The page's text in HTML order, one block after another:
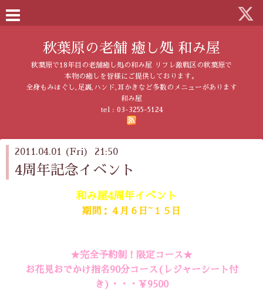
秋葉原の老舗 癒し処 和み屋
秋葉原で18年目の老舗癒し処の和み屋 リフレ激戦区の秋葉原で
本物の癒しを皆様にご提供しております。
全身もみほぐし,足裏,ハンド,耳かきなど多数のメニューがあります
和み屋
tel : 03-3255-5124
2011.04.01 (Fri) 21:50
4周年記念イベント
和み屋4周年イベント
期間：４月６日~１５日
★完全予約制！限定コース★
お花見おでかけ指名90分コース(レジャーシート付
き)・・・￥9500